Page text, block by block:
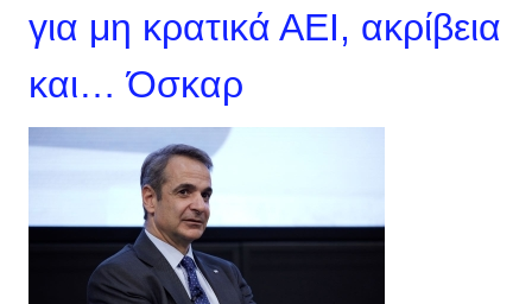
για μη κρατικά ΑΕΙ, ακρίβεια
και… Όσκαρ